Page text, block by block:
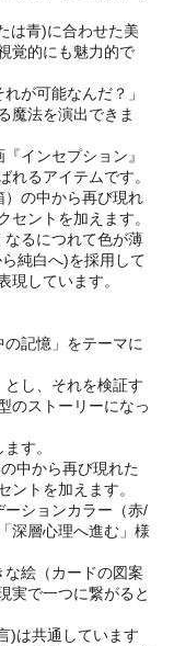
は青)に合わせた美
覚的にも魅力的で
が可能なんだ？」
魔法を演出できま
インセプション』
れるアイテムです。
の中から再び現れ
セントを加えます。
るにつれて色が薄
純白へ)を採用して
現しています。
記憶」をテーマに
し、それを検証す
のストーリーになっ
す。
中から再び現れた
ントを加えます。
ションカラー（赤/
深層心理へ進む」様
絵（カードの図案
実で一つに繋がると
)は共通しています